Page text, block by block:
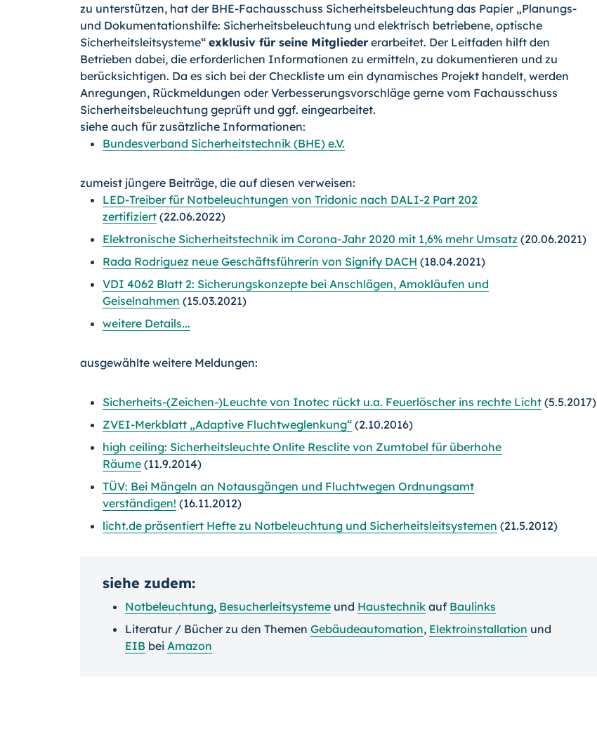
zu unterstützen, hat der BHE-Fachausschuss Sicherheitsbeleuchtung das Papier „Planungs-
und Dokumentationshilfe: Sicherheitsbeleuchtung und elektrisch betriebene, optische
Sicherheitsleitsysteme“ exklusiv für seine Mitglieder erarbeitet. Der Leitfaden hilft den
Betrieben dabei, die erforderlichen Informationen zu ermitteln, zu dokumentieren und zu
berücksichtigen. Da es sich bei der Checkliste um ein dynamisches Projekt handelt, werden
Anregungen, Rückmeldungen oder Verbesserungsvorschläge gerne vom Fachausschuss
Sicherheitsbeleuchtung geprüft und ggf. eingearbeitet.
siehe auch für zusätzliche Informationen:
Bundesverband Sicherheitstechnik (BHE) e.V.
zumeist jüngere Beiträge, die auf diesen verweisen:
LED-Treiber für Notbeleuchtungen von Tridonic nach DALI-2 Part 202
zertifiziert (22.06.2022)
Elektronische Sicherheitstechnik im Corona-Jahr 2020 mit 1,6% mehr Umsatz (20.06.2021)
Rada Rodriguez neue Geschäftsführerin von Signify DACH (18.04.2021)
VDI 4062 Blatt 2: Sicherungskonzepte bei Anschlägen, Amokläufen und
Geiselnahmen (15.03.2021)
weitere Details...
ausgewählte weitere Meldungen:
Sicherheits-(Zeichen-)Leuchte von Inotec rückt u.a. Feuerlöscher ins rechte Licht (5.5.2017)
ZVEI-Merkblatt „Adaptive Fluchtweglenkung“ (2.10.2016)
high ceiling: Sicherheitsleuchte Onlite Resclite von Zumtobel für überhohe
Räume (11.9.2014)
TÜV: Bei Mängeln an Notausgängen und Fluchtwegen Ordnungsamt
verständigen! (16.11.2012)
licht.de präsentiert Hefte zu Notbeleuchtung und Sicherheitsleitsystemen (21.5.2012)
siehe zudem:
Notbeleuchtung, Besucherleitsysteme und Haustechnik auf Baulinks
Literatur / Bücher zu den Themen Gebäudeautomation, Elektroinstallation und
EIB bei Amazon